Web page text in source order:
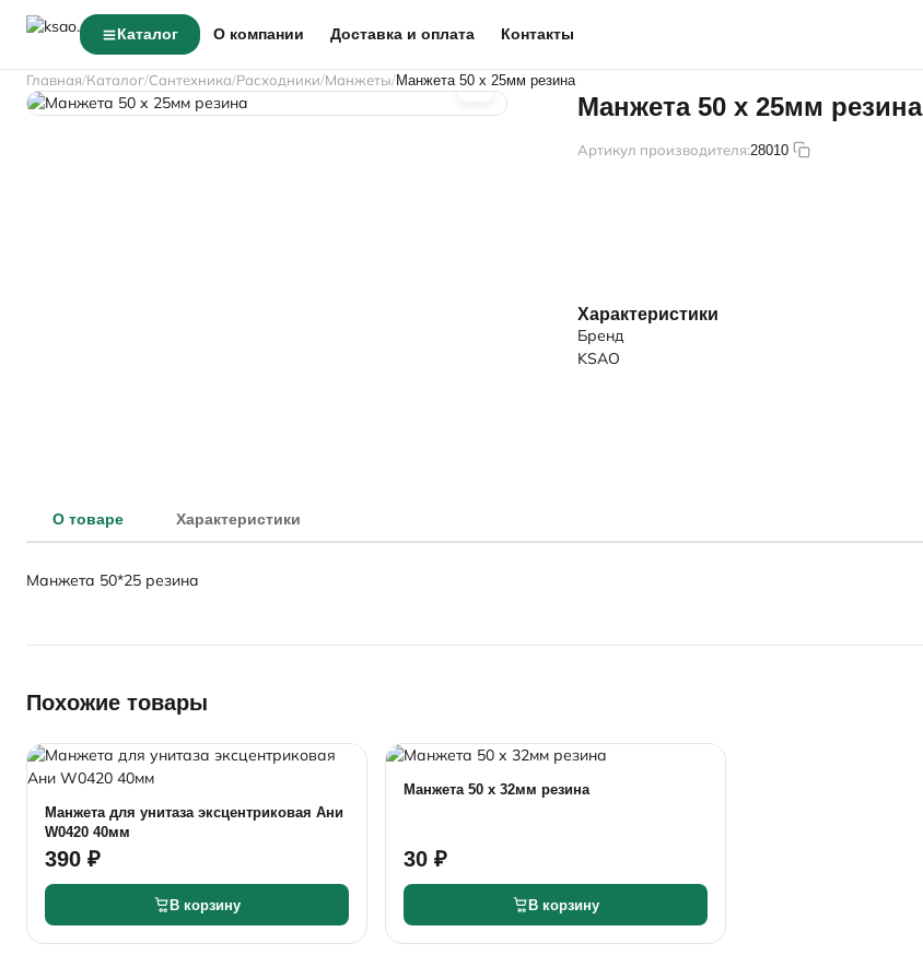
Каталог О компании Доставка и оплата Контакты
Главная Каталог Сантехника Расходники Манжеты Манжета 50 х 25мм резина
Манжета 50 х 25мм резина
Артикул производителя:28010
Характеристики
Бренд
KSAO
О товаре Характеристики
Манжета 50*25 резина
Похожие товары
Манжета для унитаза эксцентриковая Ани
W0420 40мм
390 ₽
В корзину
Манжета 50 х 32мм резина
30 ₽
В корзину